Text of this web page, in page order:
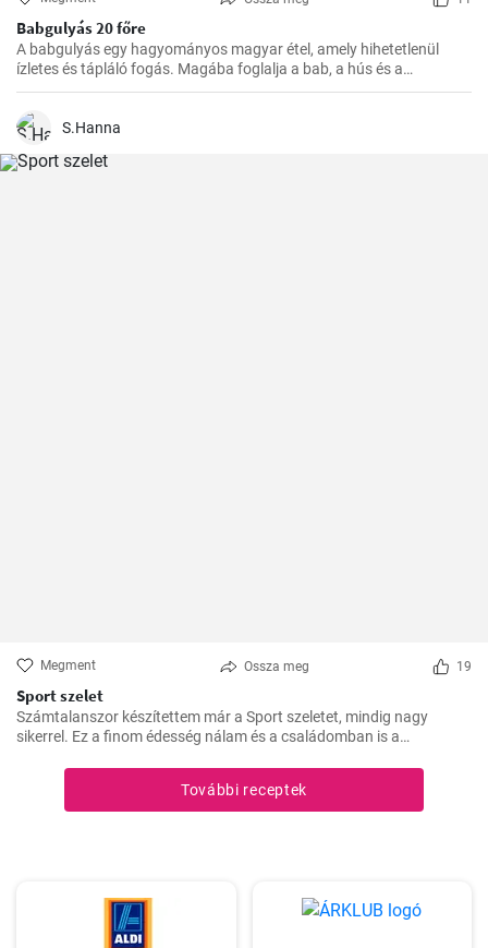
Babgulyás 20 főre
A babgulyás egy hagyományos magyar étel, amely hihetetlenül
ízletes és tápláló fogás. Magába foglalja a bab, a hús és a
zöldségek ízletes kombinációját. Egy tökéletes étel a hideg téli
egyszerűen főzni is lehet. Ennek a receptnek segítségével 20 főre
S.Hanna
Megment Ossza meg 19
Sport szelet
Számtalanszor készítettem már a Sport szeletet, mindig nagy
sikerrel. Ez a finom édesség nálam és a családomban is a
barátaim mindig nagy örömmel fogadják.
További receptek